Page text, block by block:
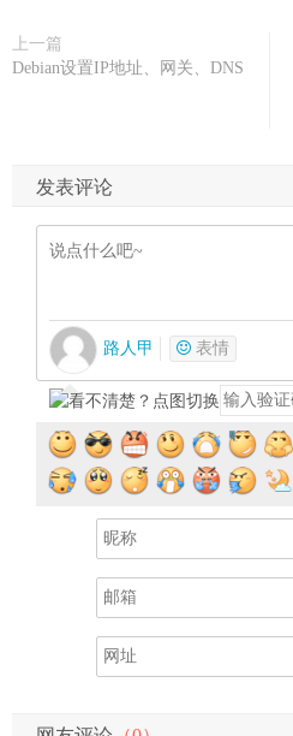
上一篇
Debian设置IP地址、网关、DNS
发表评论
路人甲 表情
提交评论